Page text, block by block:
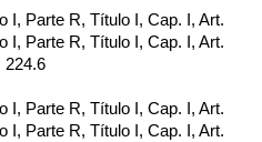
I, Parte R, Título I, Cap. I, Art.
I, Parte R, Título I, Cap. I, Art.
224.6
I, Parte R, Título I, Cap. I, Art.
I, Parte R, Título I, Cap. I, Art.